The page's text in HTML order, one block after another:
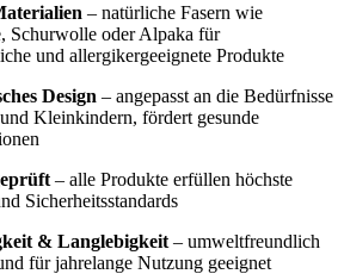
– natürliche Fasern wie
Schurwolle oder Alpaka für
und allergikergeeignete Produkte
Design – angepasst an die Bedürfnisse
Kleinkindern, fördert gesunde
– alle Produkte erfüllen höchste
Sicherheitsstandards
& Langlebigkeit – umweltfreundlich
für jahrelange Nutzung geeignet